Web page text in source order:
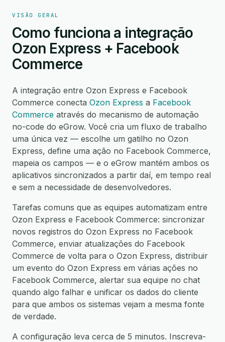
VISÃO GERAL
Como funciona a integração
Ozon Express + Facebook
Commerce
A integração entre Ozon Express e Facebook
Commerce conecta Ozon Express a Facebook
Commerce através do mecanismo de automação
no-code do eGrow. Você cria um fluxo de trabalho
uma única vez — escolhe um gatilho no Ozon
Express, define uma ação no Facebook Commerce,
mapeia os campos — e o eGrow mantém ambos os
aplicativos sincronizados a partir daí, em tempo real
e sem a necessidade de desenvolvedores.
Tarefas comuns que as equipes automatizam entre
Ozon Express e Facebook Commerce: sincronizar
novos registros do Ozon Express no Facebook
Commerce, enviar atualizações do Facebook
Commerce de volta para o Ozon Express, distribuir
um evento do Ozon Express em várias ações no
Facebook Commerce, alertar sua equipe no chat
quando algo falhar e unificar os dados do cliente
para que ambos os sistemas vejam a mesma fonte
de verdade.
A configuração leva cerca de 5 minutos. Inscreva-